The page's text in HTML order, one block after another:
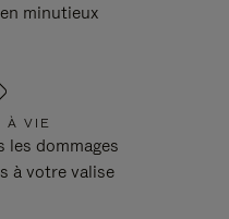
minutieux
À VIE
les dommages
à votre valise